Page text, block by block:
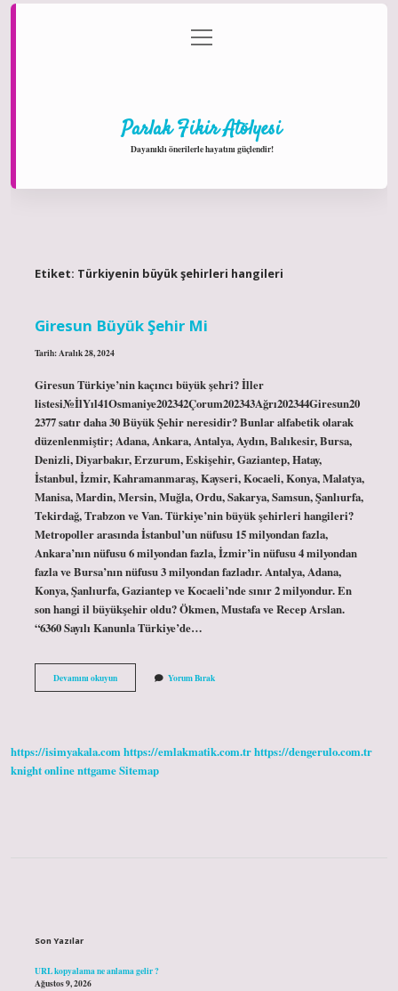
Gizlilik Politikası
menüyü
aç
Parlak Fikir Atölyesi
Dayanıklı önerilerle hayatını güçlendir!
Etiket: Türkiyenin büyük şehirleri hangileri
Giresun Büyük Şehir Mi
Tarih: Aralık 28, 2024
Giresun Türkiye’nin kaçıncı büyük şehri? İller
listesi№İlYıl41Osmaniye202342Çorum202343Ağrı202344Giresun20
2377 satır daha 30 Büyük Şehir neresidir? Bunlar alfabetik olarak
düzenlenmiştir; Adana, Ankara, Antalya, Aydın, Balıkesir, Bursa,
Denizli, Diyarbakır, Erzurum, Eskişehir, Gaziantep, Hatay,
İstanbul, İzmir, Kahramanmaraş, Kayseri, Kocaeli, Konya, Malatya,
Manisa, Mardin, Mersin, Muğla, Ordu, Sakarya, Samsun, Şanlıurfa,
Tekirdağ, Trabzon ve Van. Türkiye’nin büyük şehirleri hangileri?
Metropoller arasında İstanbul’un nüfusu 15 milyondan fazla,
Ankara’nın nüfusu 6 milyondan fazla, İzmir’in nüfusu 4 milyondan
fazla ve Bursa’nın nüfusu 3 milyondan fazladır. Antalya, Adana,
Konya, Şanlıurfa, Gaziantep ve Kocaeli’nde sınır 2 milyondur. En
son hangi il büyükşehir oldu? Ökmen, Mustafa ve Recep Arslan.
“6360 Sayılı Kanunla Türkiye’de…
Devamını okuyunGiresun
Büyük
Yorum Bırak
https://isimyakala.comhttps://emlakmatik.com.trhttps://dengerulo.com.tr
knight onlinenttgameSitemap
Son Yazılar
URL kopyalama ne anlama gelir ?
Ağustos 9, 2026